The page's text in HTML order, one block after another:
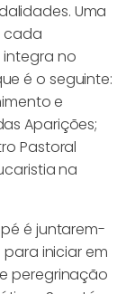
Uma
cada
integra no
é o seguinte:
e
Aparições;
Pastoral
na
é juntarem-
para iniciar em
peregrinação